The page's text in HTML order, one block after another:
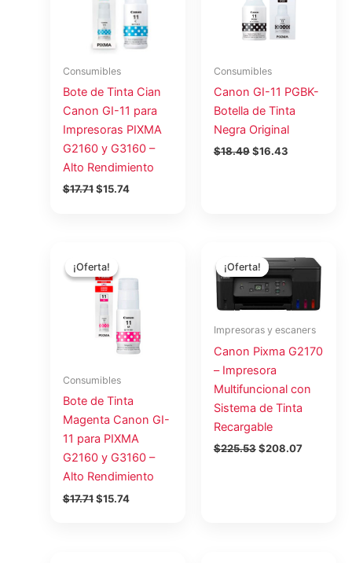
Consumibles
Bote de Tinta Cian
Canon GI-11 para
Impresoras PIXMA
G2160 y G3160 –
Alto Rendimiento
$17.71 $15.74
Consumibles
Canon GI-11 PGBK-
Botella de Tinta
Negra Original
$18.49$16.43
¡Oferta!
¡Oferta!
Consumibles
Bote de Tinta
Magenta Canon GI-
11 para PIXMA
G2160 y G3160 –
Alto Rendimiento
$17.71
precio
original
era:
$17.71.
$15.74
es:
¡Oferta!
¡Oferta!
Impresoras y escaners
Canon Pixma G2170
– Impresora
Multifuncional con
Sistema de Tinta
Recargable
$225.53
precio
original
era:
$225.53.
$208.07
precio
actual
$208.07.